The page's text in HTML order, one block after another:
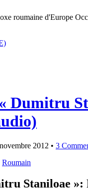
roumaine d'Europe
Dumitru
2012 • 3
Roumain
Staniloae